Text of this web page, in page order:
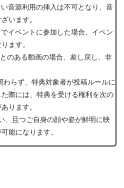
⾳源利⽤の挿⼊は不可となり、⾳
います。
イベントに参加した場合、イベン
ます。
のある動画の場合、差し戻し、⾮
らず、特典対象者が投稿ルールに
際には、特典を受ける権利を次の
ります。
、且つご⾃⾝の顔や姿が鮮明に映
能になります。